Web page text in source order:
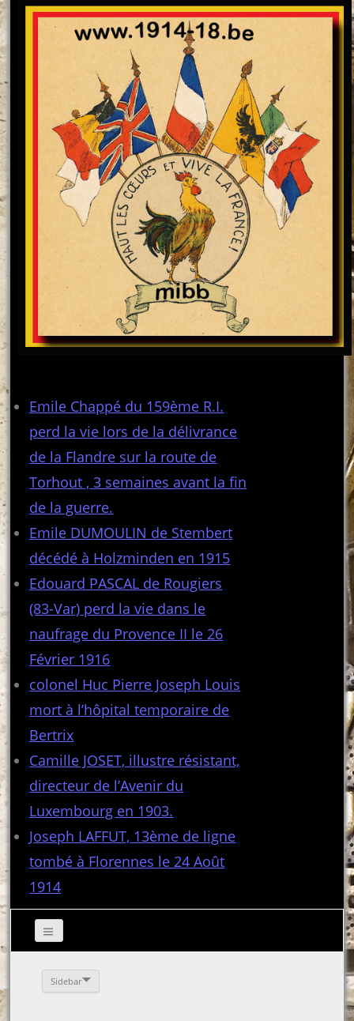
Emile Chappé du 159ème R.I.
perd la vie lors de la délivrance
de la Flandre sur la route de
Torhout , 3 semaines avant la fin
de la guerre.
Emile DUMOULIN de Stembert
décédé à Holzminden en 1915
Edouard PASCAL de Rougiers
(83-Var) perd la vie dans le
naufrage du Provence II le 26
Février 1916
colonel Huc Pierre Joseph Louis
mort à l’hôpital temporaire de
Bertrix
Camille JOSET, illustre résistant,
directeur de l’Avenir du
Luxembourg en 1903.
Joseph LAFFUT, 13ème de ligne
tombé à Florennes le 24 Août
1914
Sidebar